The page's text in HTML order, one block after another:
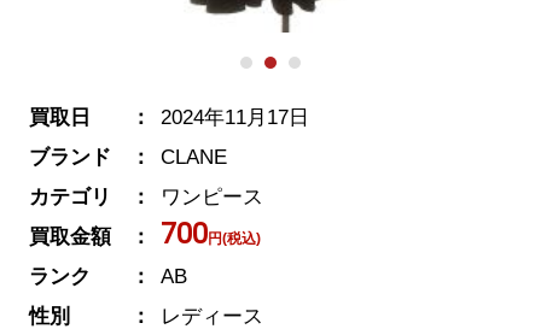
買取日
2024年11月17日
ブランド
CLANE
カテゴリ
ワンピース
買取金額
700円(税込)
ランク
AB
性別
レディース